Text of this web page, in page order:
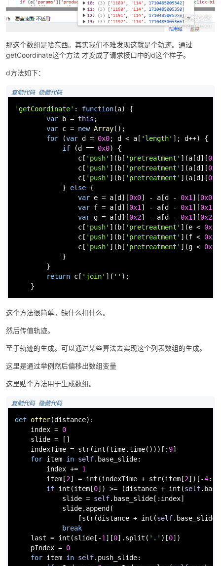
那这个数组是啥东西。其实我们不难发现这就是个轨迹。通过
getCoordinate这个方法 才变成了请求接口中的d这个样子。
d方法如下：
复制代码 隐藏代码
'getCoordinate' : function(a) {
var b = this ;
var c = new Array();
for (var d = 0x0; d < a[ 'length' ]; d++) {
if (d == 0x0) {
c[ 'push' ](b[ 'pretreatment' ](a[d][0x0
c[ 'push' ](b[ 'pretreatment' ](a[d][0x1
c[ 'push' ](b[ 'pretreatment' ](a[d][0x2
} else {
var e = a[d][0x0] - a[d - 0x1 ][0x0
var f = a[d][0x1 ] - a[d - 0x1 ][0x1
var g = a[d][0x2] - a[d - 0x1 ][0x2
c[ 'push' ](b[ 'pretreatment' ](e <
c[ 'push' ](b[ 'pretreatment' ](f <
c[ 'push' ](b[ 'pretreatment' ](g <
}
}
return c[ 'join' ]( '' );
}
这个方法很简单。缺什么扣什么。
然后传值轨迹。
至于轨迹的生成。可以通过某些算法去实现这个列表数组的生成。
这里是通过举例然后偏移出数组变量
这里贴个方法用于生成数组。
复制代码 隐藏代码
def offer(distance):
index = 0
slide = []
indexTime = str(int (time.time()))[: 9]
for item in self.base_slide:
index += 1
item[2] = int (indexTime + str(item[2])[-4:])
if int (item[0]) >= (distance + int (self
slide = self.base_slide[:index]
slide.append(
[str(distance + int (self.base_slide[
break
last = int (slide[-1 ][0].split( '.' )[0])
pIndex = 0
for item in self.push_slide: